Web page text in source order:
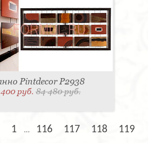
Pintdecor P2938
400 руб.84 480 руб.
1 ... 116 117 118 119